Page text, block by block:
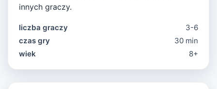
innych graczy.
liczba graczy
3-6
czas gry
30 min
wiek
8+